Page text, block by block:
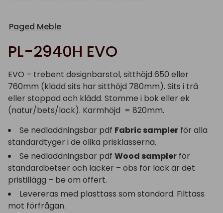
Paged Meble
PL-2940H EVO
EVO – trebent designbarstol, sitthöjd 650 eller
760mm (klädd sits har sitthöjd 780mm). Sits i trä
eller stoppad och klädd. Stomme i bok eller ek
(natur/bets/lack). Karmhöjd = 820mm.
Se nedladdningsbar pdf Fabric sampler för alla
standardtyger i de olika prisklasserna.
Se nedladdningsbar pdf Wood sampler för
standardbetser och lacker – obs för lack är det
pristillägg – be om offert.
Levereras med plasttass som standard. Filttass
mot förfrågan.